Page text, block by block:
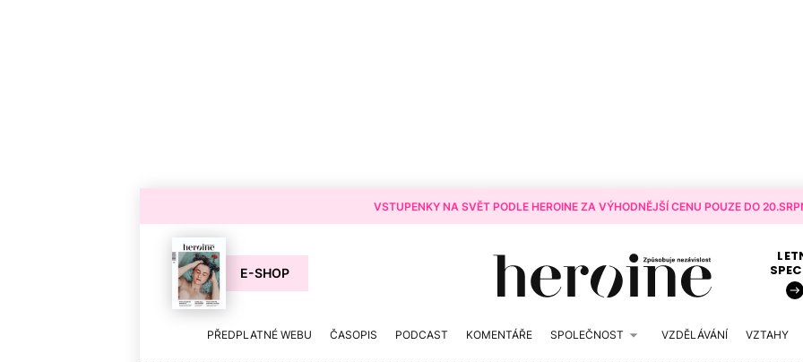
VSTUPENKY NA SVĚT PODLE HEROINE ZA VÝHODNĚJŠÍ CENU POUZE DO
E-SHOP
PŘEDPLATNÉ WEBU ČASOPIS PODCAST KOMENTÁŘE SPOLEČNOST VZDĚLÁVÁNÍ VZTAHY